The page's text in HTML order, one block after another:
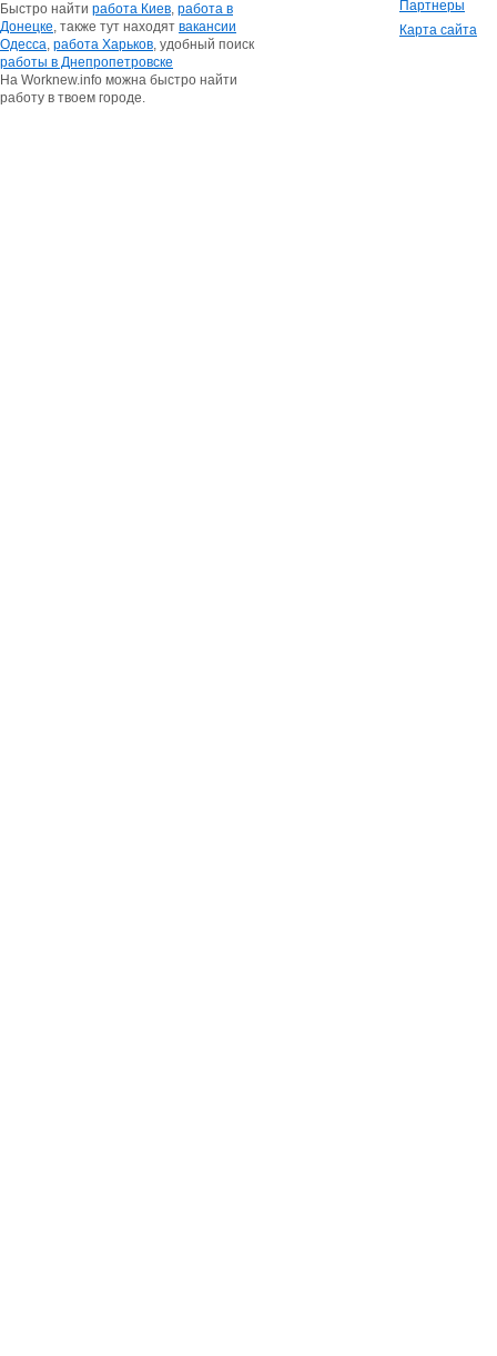
Быстро найти работа Киев, работа в
Донецке, также тут находят вакансии
Одесса, работа Харьков, удобный поиск
работы в Днепропетровске
На Worknew.info можна быстро найти
работу в твоем городе.
Партнеры
Карта сайта